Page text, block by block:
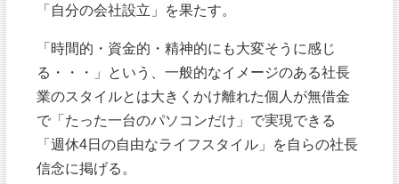
「自分の会社設立」を果たす。
「時間的・資金的・精神的にも大変そうに感じ
る・・・」という、一般的なイメージのある社長
業のスタイルとは大きくかけ離れた個人が無借金
で「たった一台のパソコンだけ」で実現できる
「週休4日の自由なライフスタイル」を自らの社長
信念に掲げる。